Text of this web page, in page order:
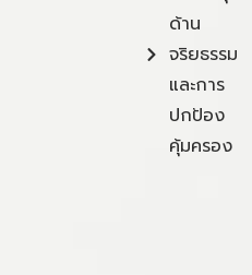
ด้าน
จริยธรรม
และการ
ปกป้อง
คุ้มครอง